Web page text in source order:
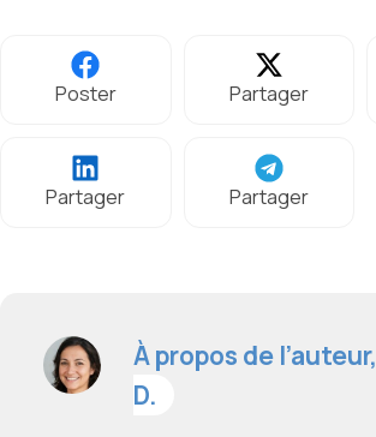
Poster Partager
Partager Partager
À propos de l’auteur,
D.